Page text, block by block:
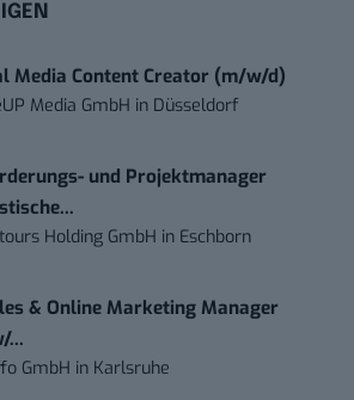
Media Content Creator (m/w/d)
Media GmbH in Düsseldorf
und Projektmanager
Holding GmbH in Eschborn
& Online Marketing Manager
...
GmbH in Karlsruhe